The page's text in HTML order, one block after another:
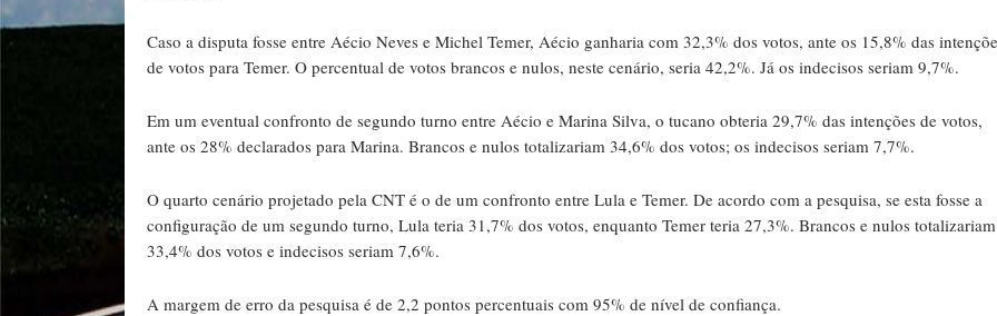
Caso a disputa fosse entre Aécio Neves e Michel Temer, Aécio ganharia com 32,3% dos votos, ante os 15,8% das
de votos para Temer. O percentual de votos brancos e nulos, neste cenário, seria 42,2%. Já os indecisos seriam 9,7%.
Em um eventual confronto de segundo turno entre Aécio e Marina Silva, o tucano obteria 29,7% das intenções de votos,
ante os 28% declarados para Marina. Brancos e nulos totalizariam 34,6% dos votos; os indecisos seriam 7,7%.
O quarto cenário projetado pela CNT é o de um confronto entre Lula e Temer. De acordo com a pesquisa, se esta fosse a
configuração de um segundo turno, Lula teria 31,7% dos votos, enquanto Temer teria 27,3%. Brancos e nulos totalizariam
33,4% dos votos e indecisos seriam 7,6%.
A margem de erro da pesquisa é de 2,2 pontos percentuais com 95% de nível de confiança.